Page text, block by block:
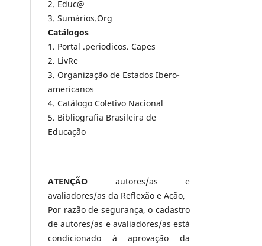
2. Educ@
3. Sumários.Org
Catálogos
1. Portal .periodicos. Capes
2. LivRe
3. Organização de Estados Ibero-
americanos
4. Catálogo Coletivo Nacional
5. Bibliografia Brasileira de
Educação
ATENÇÃO autores/as e
avaliadores/as da Reflexão e Ação,
Por razão de segurança, o cadastro
de autores/as e avaliadores/as está
condicionado à aprovação da